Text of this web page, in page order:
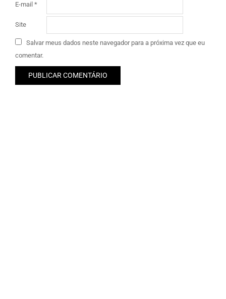
E-mail *
Site
Salvar meus dados neste navegador para a próxima vez que eu
comentar.